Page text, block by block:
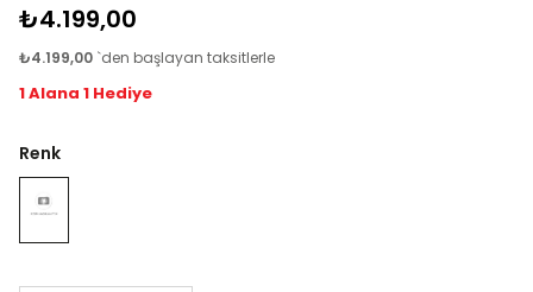
₺4.199,00
₺4.199,00 `den başlayan taksitlerle
1 Alana 1 Hediye
Renk